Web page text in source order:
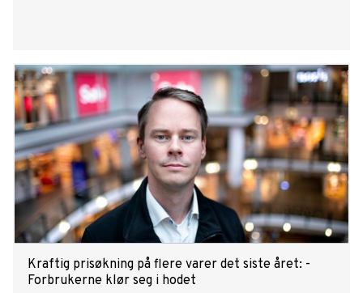
Kraftig prisøkning på flere varer det siste året: -
Forbrukerne klør seg i hodet